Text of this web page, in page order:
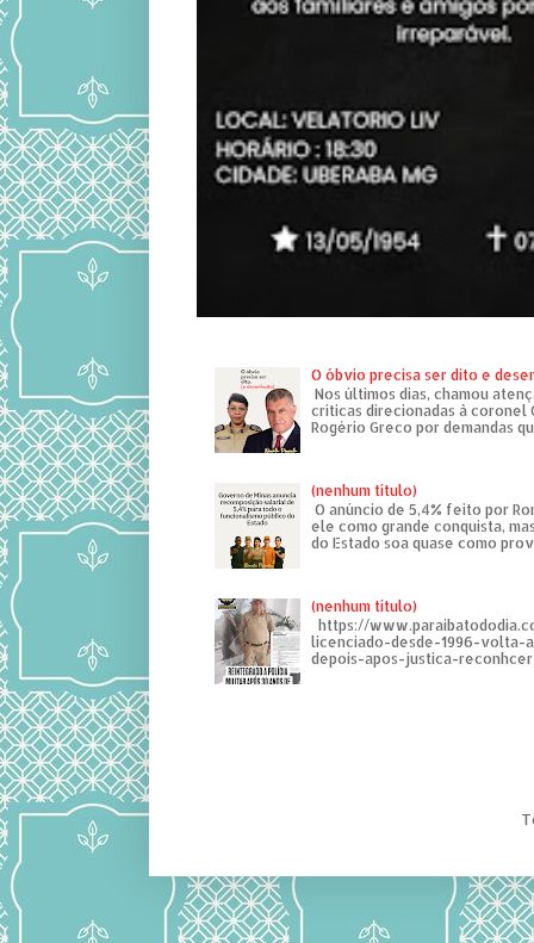
O óbvio precisa ser dito e
Nos últimos dias, chamou
críticas direcionadas à coronel
Rogério Greco por demandas
(nenhum título)
O anúncio de 5,4% feito por
ele como grande conquista,
do Estado soa quase como
(nenhum título)
https://
licenciado-desde-1996-volta-
depois-apos-justica-